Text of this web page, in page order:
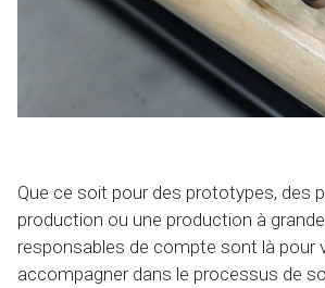
Que ce soit pour des prototypes, des
production ou une production à
responsables de compte sont là pour
accompagner dans le processus de